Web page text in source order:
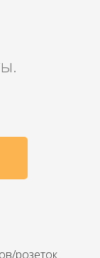
розеток